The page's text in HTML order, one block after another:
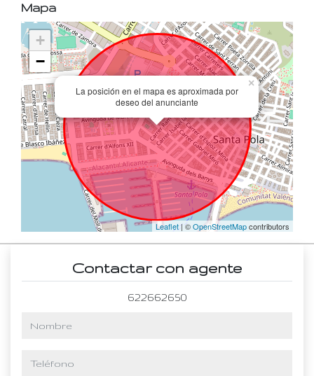
Mapa
La posición en el mapa es aproximada por
deseo del anunciante
×
+
−
Leaflet| ©OpenStreetMapcontributors
Contactar con agente
622662650
nombre
teléfono